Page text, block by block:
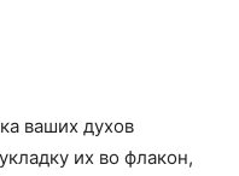
ваших духов
их во флакон,